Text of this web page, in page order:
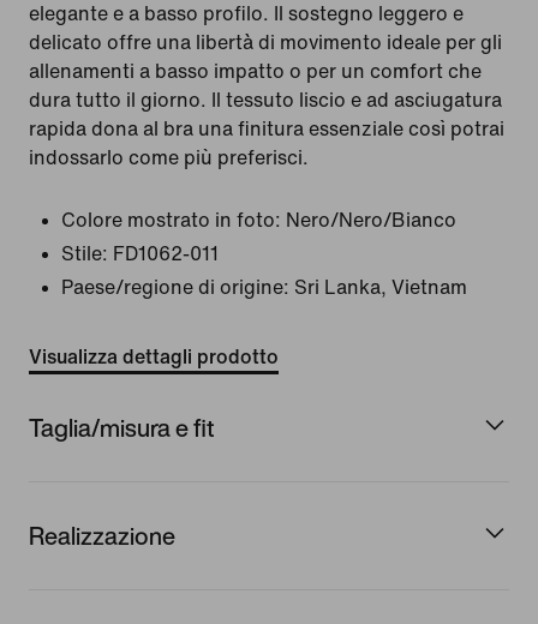
elegante e a basso profilo. Il sostegno leggero e
delicato offre una libertà di movimento ideale per gli
allenamenti a basso impatto o per un comfort che
dura tutto il giorno. Il tessuto liscio e ad asciugatura
rapida dona al bra una finitura essenziale così potrai
indossarlo come più preferisci.
Colore mostrato in foto: Nero/Nero/Bianco
Stile: FD1062-011
Paese/regione di origine: Sri Lanka, Vietnam
Visualizza dettagli prodotto
Taglia/misura e fit
Realizzazione